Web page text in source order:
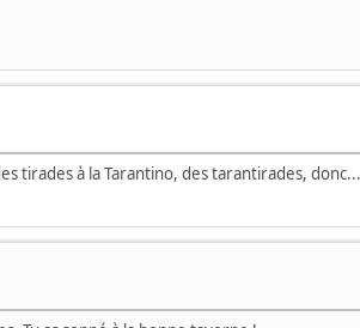
tirades à la Tarantino, des tarantirades, donc...